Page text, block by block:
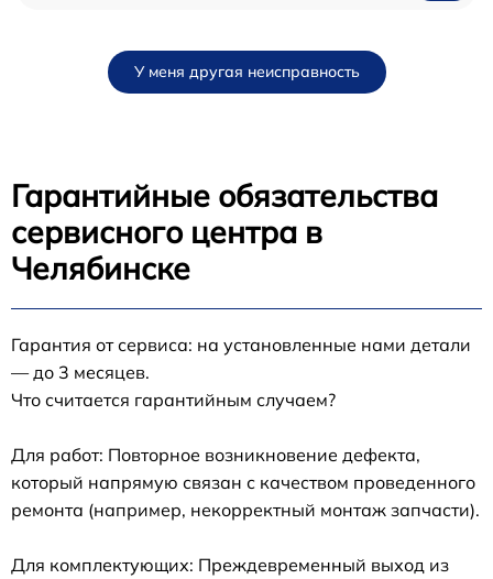
У меня другая неисправность
Гарантийные обязательства
сервисного центра в
Челябинске
Гарантия от сервиса: на установленные нами детали
— до 3 месяцев.
Что считается гарантийным случаем?
Для работ: Повторное возникновение дефекта,
который напрямую связан с качеством проведенного
ремонта (например, некорректный монтаж запчасти).
Для комплектующих: Преждевременный выход из